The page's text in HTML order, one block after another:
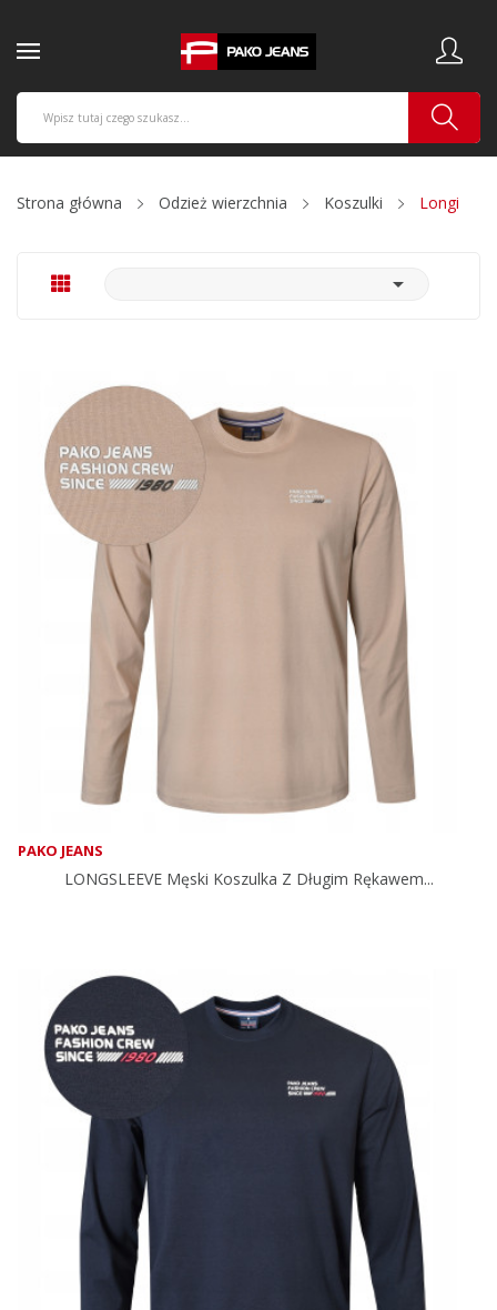
Strona główna Odzież wierzchnia Koszulki Longi

PAKO JEANS
LONGSLEEVE Męski Koszulka Z Długim Rękawem...